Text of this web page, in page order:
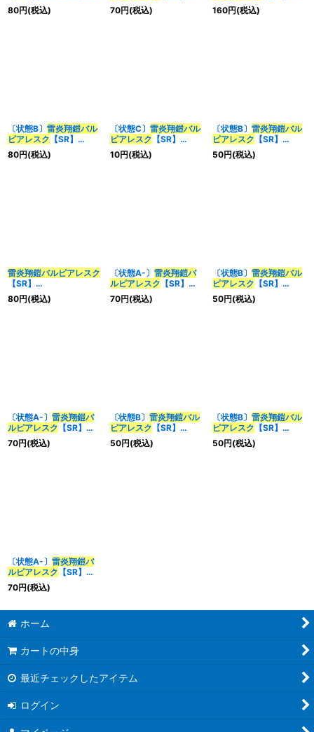
《火》
80円(税込)
{23RP26A/20}《火》
70円(税込)
{23RP28B/22}《火》
160円(税込)
〔状態B〕 雷炎翔鎧バル
ピアレスク 【SR】
{23RP28B/22}《火》
80円(税込)
〔状態C〕 雷炎翔鎧バル
ピアレスク 【SR】
{23RP26A/20}《火》
10円(税込)
〔状態B〕 雷炎翔鎧バル
ピアレスク 【SR】
{23RP26A/20}《火》
50円(税込)
雷炎翔鎧バルピアレスク
【SR】
{23RP2XS6X/S8}
《火》
80円(税込)
〔状態A-〕 雷炎翔鎧バ
ルピアレスク 【SR】
{23RP2S6/S8}《火》
70円(税込)
〔状態B〕 雷炎翔鎧バル
ピアレスク 【SR】
{23RP2XS6/S8}《火》
50円(税込)
〔状態A-〕 雷炎翔鎧バ
ルピアレスク 【SR】
{23RP2XS6/S8}《火》
70円(税込)
〔状態B〕 雷炎翔鎧バル
ピアレスク 【SR】
{23RP2S6/S8}《火》
50円(税込)
〔状態B〕 雷炎翔鎧バル
ピアレスク 【SR】
{23RP2XS6X/S8}
《火》
50円(税込)
〔状態A-〕 雷炎翔鎧バ
ルピアレスク 【SR】
{23RP2XS6X/S8}
《火》
70円(税込)
ホーム
カートの中身
最近チェックしたアイテム
ログイン